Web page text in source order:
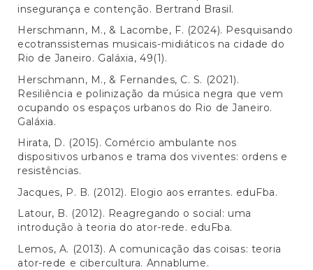
insegurança e contenção. Bertrand Brasil.
Herschmann, M., & Lacombe, F. (2024). Pesquisando
ecotranssistemas musicais-midiáticos na cidade do
Rio de Janeiro. Galáxia, 49(1).
Herschmann, M., & Fernandes, C. S. (2021).
Resiliência e polinização da música negra que vem
ocupando os espaços urbanos do Rio de Janeiro.
Galáxia.
Hirata, D. (2015). Comércio ambulante nos
dispositivos urbanos e trama dos viventes: ordens e
resistências.
Jacques, P. B. (2012). Elogio aos errantes. eduFba.
Latour, B. (2012). Reagregando o social: uma
introdução à teoria do ator-rede. eduFba.
Lemos, A. (2013). A comunicação das coisas: teoria
ator-rede e cibercultura. Annablume.